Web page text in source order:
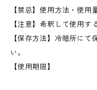
【禁忌】使用方法・使用
【注意】希釈して使用す
【保存方法】冷暗所に
い。
【使用期限】